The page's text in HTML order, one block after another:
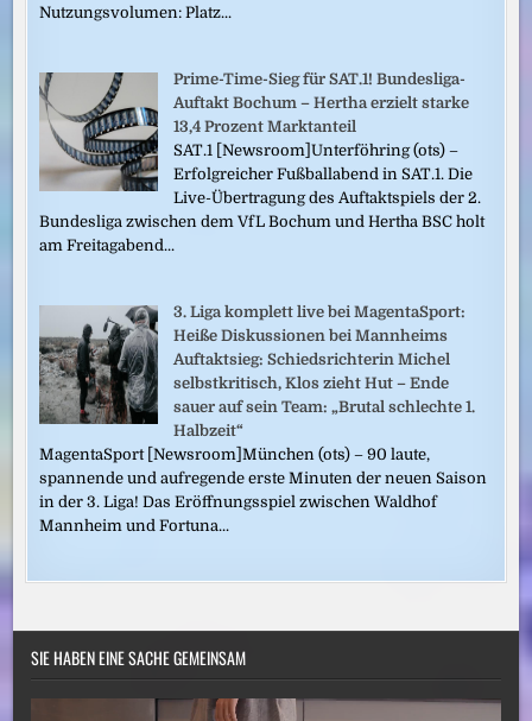
Nutzungsvolumen: Platz...
Prime-Time-Sieg für SAT.1! Bundesliga-
Auftakt Bochum – Hertha erzielt starke
13,4 Prozent Marktanteil
SAT.1 [Newsroom]Unterföhring (ots) –
Erfolgreicher Fußballabend in SAT.1. Die
Live-Übertragung des Auftaktspiels der 2.
Bundesliga zwischen dem VfL Bochum und Hertha BSC holt
am Freitagabend...
3. Liga komplett live bei MagentaSport:
Heiße Diskussionen bei Mannheims
Auftaktsieg: Schiedsrichterin Michel
selbstkritisch, Klos zieht Hut – Ende
sauer auf sein Team: „Brutal schlechte 1.
Halbzeit“
MagentaSport [Newsroom]München (ots) – 90 laute,
spannende und aufregende erste Minuten der neuen Saison
in der 3. Liga! Das Eröffnungsspiel zwischen Waldhof
Mannheim und Fortuna...
SIE HABEN EINE SACHE GEMEINSAM